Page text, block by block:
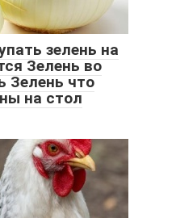
зелень на
Зелень во
Зелень что
на стол